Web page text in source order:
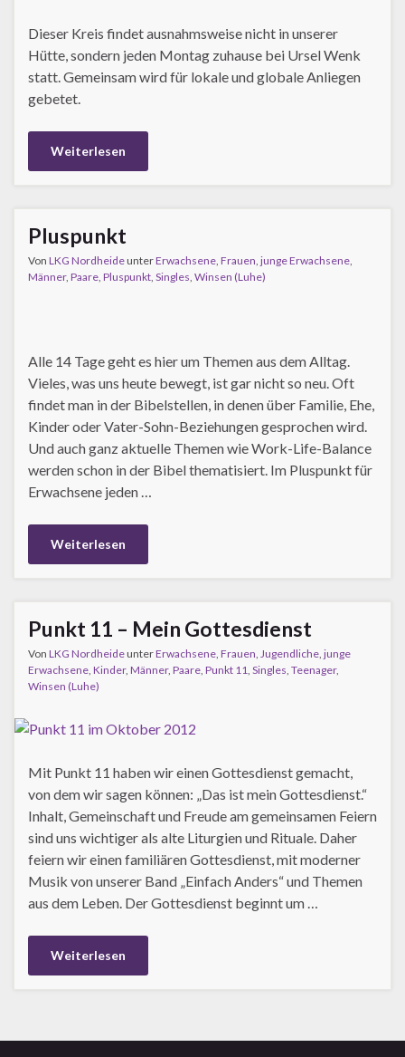
Dieser Kreis findet ausnahmsweise nicht in unserer
Hütte, sondern jeden Montag zuhause bei Ursel Wenk
statt. Gemeinsam wird für lokale und globale Anliegen
gebetet.
Weiterlesen
Pluspunkt
Von LKG NordheideunterErwachsene Frauen junge Erwachsene
Männer, Paare Pluspunkt Singles Winsen (Luhe)
Alle 14 Tage geht es hier um Themen aus dem Alltag.
Vieles, was uns heute bewegt, ist gar nicht so neu. Oft
findet man in der Bibelstellen, in denen über Familie, Ehe,
Kinder oder Vater-Sohn-Beziehungen gesprochen wird.
Und auch ganz aktuelle Themen wie Work-Life-Balance
werden schon in der Bibel thematisiert. Im Pluspunkt für
Erwachsene jeden …
Weiterlesen
Punkt 11 – Mein Gottesdienst
Von LKG NordheideunterErwachsene Frauen Jugendliche junge
Erwachsene Kinder, Männer, Paare Punkt 11 Singles Teenager,
Winsen (Luhe)
Mit Punkt 11 haben wir einen Gottesdienst gemacht,
von dem wir sagen können: „Das ist mein Gottesdienst.“
Inhalt, Gemeinschaft und Freude am gemeinsamen Feiern
sind uns wichtiger als alte Liturgien und Rituale. Daher
feiern wir einen familiären Gottesdienst, mit moderner
Musik von unserer Band „Einfach Anders“ und Themen
aus dem Leben. Der Gottesdienst beginnt um …
Weiterlesen